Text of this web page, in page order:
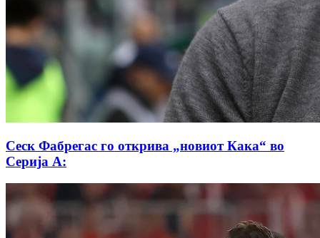
Сеск Фабрегас го открива „новиот Кака“ во
Серија А: